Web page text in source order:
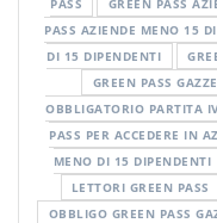
PASS
GREEN PASS
PASS AZIENDE MENO 15
DI 15 DIPENDENTI
GREEN PASS
OBBLIGATORIO PARTITA
PASS PER ACCEDERE IN
MENO DI 15 DIPENDENTI
LETTORI GREEN PASS
OBBLIGO GREEN PASS